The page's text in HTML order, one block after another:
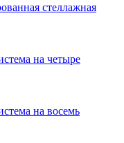
стеллажная
на четыре
на восемь